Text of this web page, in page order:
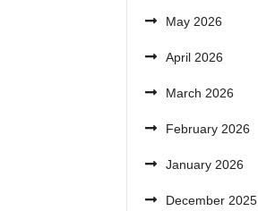
May 2026
April 2026
March 2026
February 2026
January 2026
December 2025